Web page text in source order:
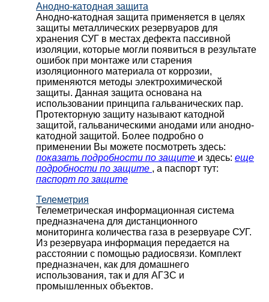
Анодно-катодная защита
Анодно-катодная защита применяется в целях
защиты металлических резервуаров для
хранения СУГ в местах дефекта пассивной
изоляции, которые могли появиться в результате
ошибок при монтаже или старения
изоляционного материала от коррозии,
применяются методы электрохимической
защиты. Данная защита основана на
использовании принципа гальванических пар.
Протекторную защиту называют катодной
защитой, гальваническими анодами или анодно-
катодной защитой. Более подробно о
применении Вы можете посмотреть здесь:
показать подробности по защите и здесь: еще
подробности по защите , а паспорт тут:
паспорт по защите
Телеметрия
Телеметрическая информационная система
предназначена для дистанционного
мониторинга количества газа в резервуаре СУГ.
Из резервуара информация передается на
расстоянии с помощью радиосвязи. Комплект
предназначен, как для домашнего
использования, так и для АГЗС и
промышленных объектов.